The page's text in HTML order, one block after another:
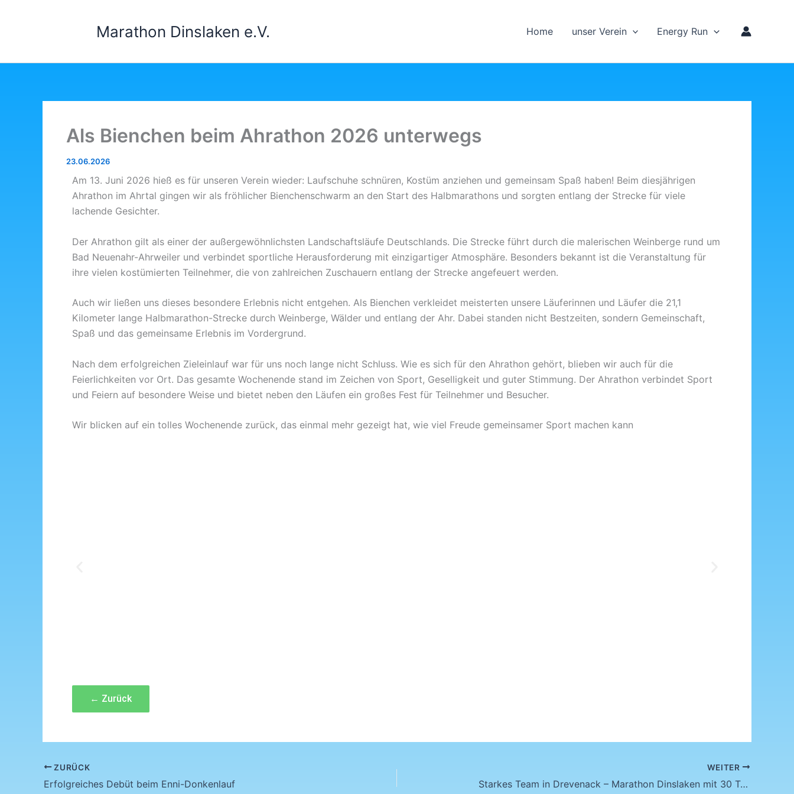
Marathon Dinslaken e.V. Home unser Verein Energy Run
Als Bienchen beim Ahrathon 2026 unterwegs
23.06.2026
Am 13. Juni 2026 hieß es für unseren Verein wieder: Laufschuhe schnüren, Kostüm anziehen und gemeinsam Spaß haben! Beim diesjährigen
Ahrathon im Ahrtal gingen wir als fröhlicher Bienchenschwarm an den Start des Halbmarathons und sorgten entlang der Strecke für viele
lachende Gesichter.
Der Ahrathon gilt als einer der außergewöhnlichsten Landschaftsläufe Deutschlands. Die Strecke führt durch die malerischen Weinberge rund um
Bad Neuenahr-Ahrweiler und verbindet sportliche Herausforderung mit einzigartiger Atmosphäre. Besonders bekannt ist die Veranstaltung für
ihre vielen kostümierten Teilnehmer, die von zahlreichen Zuschauern entlang der Strecke angefeuert werden.
Auch wir ließen uns dieses besondere Erlebnis nicht entgehen. Als Bienchen verkleidet meisterten unsere Läuferinnen und Läufer die 21,1
Kilometer lange Halbmarathon-Strecke durch Weinberge, Wälder und entlang der Ahr. Dabei standen nicht Bestzeiten, sondern Gemeinschaft,
Spaß und das gemeinsame Erlebnis im Vordergrund.
Nach dem erfolgreichen Zieleinlauf war für uns noch lange nicht Schluss. Wie es sich für den Ahrathon gehört, blieben wir auch für die
Feierlichkeiten vor Ort. Das gesamte Wochenende stand im Zeichen von Sport, Geselligkeit und guter Stimmung. Der Ahrathon verbindet Sport
und Feiern auf besondere Weise und bietet neben den Läufen ein großes Fest für Teilnehmer und Besucher.
Wir blicken auf ein tolles Wochenende zurück, das einmal mehr gezeigt hat, wie viel Freude gemeinsamer Sport machen kann
← Zurück
ZURÜCK
Erfolgreiches Debüt beim Enni-Donkenlauf
WEITER
Starkes Team in Drevenack – Marathon Dinslaken mit 30 Teilnehmenden am Start